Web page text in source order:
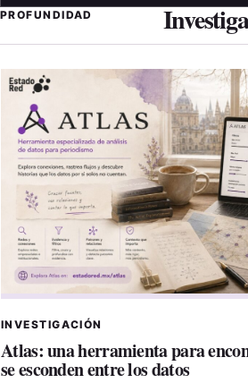
PROFUNDIDAD
INVESTIGACIÓN
Atlas: una herramienta para
se esconden entre los datos